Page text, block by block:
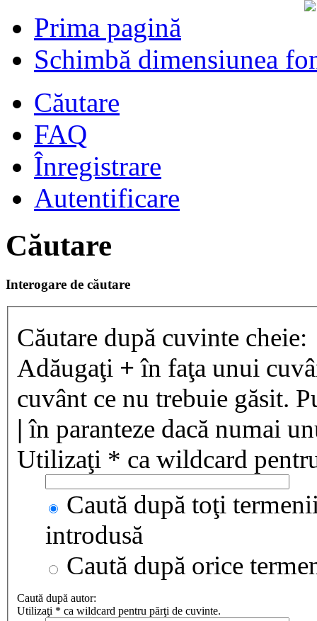
Prima pagină
Schimbă dimensiunea
Căutare
FAQ
Înregistrare
Autentificare
Căutare
Interogare de căutare
Căutare după cuvinte cheie:
Adăugaţi + în faţa unui
cuvânt ce nu trebuie găsit.
| în paranteze dacă numai
Utilizaţi * ca wildcard
Caută după toţi
introdusă
Caută după orice
Caută după autor:
Utilizaţi * ca wildcard pentru părţi de cuvinte.